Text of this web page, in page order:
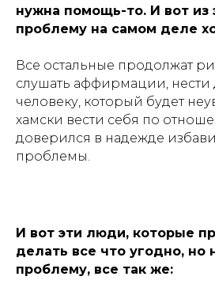
нужна помощь-то. И вот из
проблему на самом деле
Все остальные продолжат
слушать аффирмации, нести
человеку, который будет
хамски вести себя по
доверился в надежде
проблемы.
И вот эти люди, которые
делать все что угодно, но
проблему, все так же: